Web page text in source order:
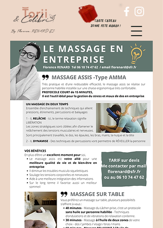
By Florence RENARD "EI"
carte cadeau
Bonne fete maman !